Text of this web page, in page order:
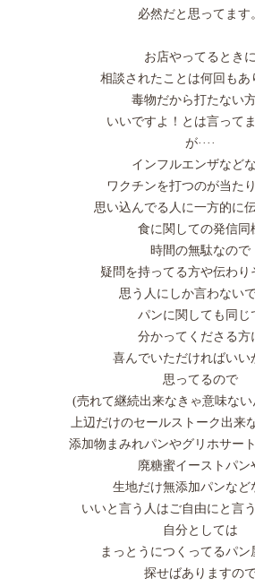
必然だと思ってます
お店やってるときに
相談されたことは何回もあ
毒物だから打たない
いいですよ！とは言ってま
が····
インフルエンザなど
ワクチンを打つのが当た
思い込んでる人に一方的に
食に関しての発信同
時間の無駄なので
疑問を持ってる方や伝わり
思う人にしか言わないで
パンに関しても同じ
分かってくださる方
喜んでいただければいい
思ってるので
(売れて継続出来なきゃ意味ない
上辺だけのセールストーク出来な
添加物まみれパンやグリホサー
廃糖蜜イーストパン
生地だけ無添加パンなど
いいと言う人はご自由にと言
自分としては
まっとうにつくってるパン
探せばありますの